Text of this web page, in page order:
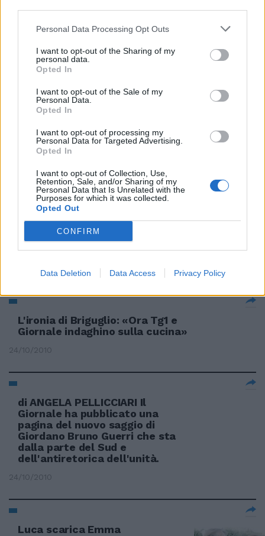
Personal Data Processing Opt Outs
I want to opt-out of the Sharing of my
personal data.
Opted In
I want to opt-out of the Sale of my
Personal Data.
Opted In
I want to opt-out of processing my
Personal Data for Targeted Advertising.
Opted In
I want to opt-out of Collection, Use,
Retention, Sale, and/or Sharing of my
Personal Data that Is Unrelated with the
Purposes for which it was collected.
Opted Out
CONFIRM
Data Deletion Data Access Privacy Policy
Pd Caro Direttore, la notizia
giornale su una presunta cena
alla quale avrei partecipato sul
tema del «Segretario Regionale
12/06/2011
Scilipoti fonda il giornale
03/04/2011
«Non ho passato nulla al
Giornale»
L'ironia di Briguglio: «Ora Tg1 e
Giornale indaghino sulla cucina»
24/10/2010
di ANGELA PELLICCIARI Il
Giornale ha pubblicato una
pagina del nuovo saggio di
Giordano Bruno Guerri che sta
dalla parte del Sud e
dell'antiretorica dell'unità.
24/10/2010
Luca scarica Emma